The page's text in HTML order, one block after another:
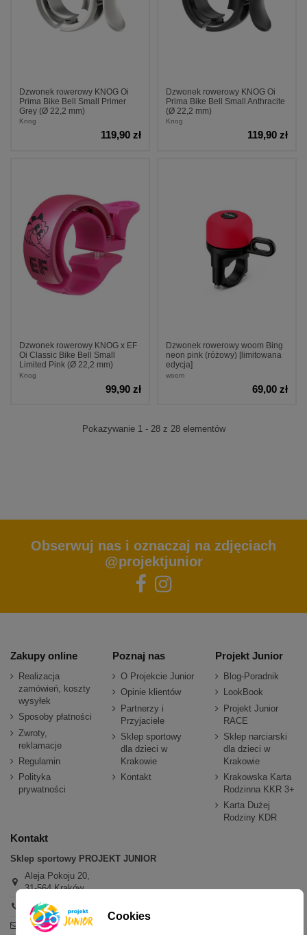
Dzwonek rowerowy KNOG Oi
Prima Bike Bell Small Primer
Grey (Ø 22,2 mm)
Knog
119,90 zł
Dzwonek rowerowy KNOG Oi
Prima Bike Bell Small Anthracite
(Ø 22,2 mm)
Knog
119,90 zł
Dzwonek rowerowy KNOG x EF
Oi Classic Bike Bell Small
Limited Pink (Ø 22,2 mm)
Knog
99,90 zł
Dzwonek rowerowy woom Bing
neon pink (różowy) [limitowana
edycja]
woom
69,00 zł
Pokazywanie 1 - 28 z 28 elementów
Obserwuj nas i oznaczaj na zdjęciach
@projektjunior
Zakupy online
Realizacja
zamówień, koszty
wysyłek
Sposoby płatności
Zwroty,
reklamacje
Regulamin
Polityka
prywatności
Poznaj nas
O Projekcie Junior
Opinie klientów
Partnerzy i
Przyjaciele
Sklep sportowy
dla dzieci w
Krakowie
Kontakt
Projekt Junior
Blog-Poradnik
LookBook
Projekt Junior
RACE
Sklep narciarski
dla dzieci w
Krakowie
Krakowska Karta
Rodzinna KKR 3+
Karta Dużej
Rodziny KDR
Kontakt
Sklep sportowy PROJEKT JUNIOR
Aleja Pokoju 20,
31-564 Kraków
+48 600 779 897
sklep@projektjunior.pl
Cookies